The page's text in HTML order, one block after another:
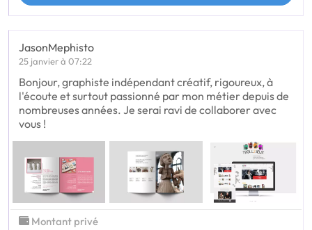
JasonMephisto
25 janvier à 07:22
Bonjour, graphiste indépendant créatif, rigoureux, à
l'écoute et surtout passionné par mon métier depuis de
nombreuses années. Je serai ravi de collaborer avec
vous !
Montant privé